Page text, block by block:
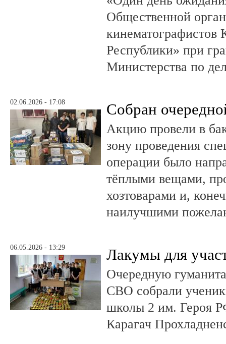
Общественной
кинематографистов
Республики» при
Министерства по
02.06.2026 - 17:08 Собран
Акцию провели в
зону проведения
операции было
тёплыми вещами,
хозтоварами и,
наилучшими
06.05.2026 - 13:29 Лакумы для
Очередную
СВО собрали
школы 2 им. Героя
Карагач